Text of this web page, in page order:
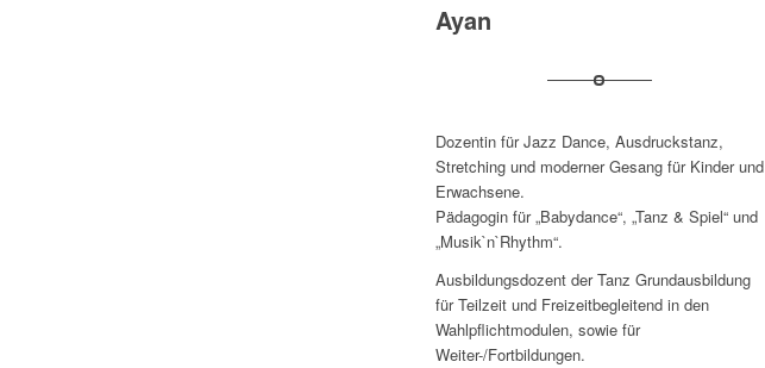
Ayan
Dozentin für Jazz Dance, Ausdruckstanz,
Stretching und moderner Gesang für Kinder und
Erwachsene.
Pädagogin für „Babydance“, „Tanz & Spiel“ und
„Musik`n`Rhythm“.
Ausbildungsdozent der Tanz Grundausbildung
für Teilzeit und Freizeitbegleitend in den
Wahlpflichtmodulen, sowie für
Weiter-/Fortbildungen.